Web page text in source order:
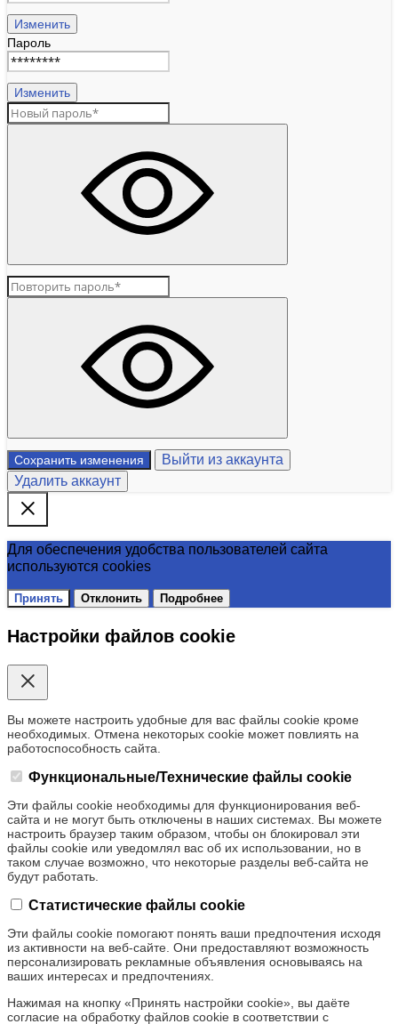
Изменить
Пароль
Изменить
Сохранить изменения
Выйти из аккаунта
Удалить аккаунт
Для обеспечения удобства пользователей сайта
используются cookies
Принять Отклонить Подробнее
Настройки файлов cookie
Вы можете настроить удобные для вас файлы cookie кроме
необходимых. Отмена некоторых cookie может повлиять на
работоспособность сайта.
Функциональные/Технические файлы cookie
Эти файлы cookie необходимы для функционирования веб-
сайта и не могут быть отключены в наших системах. Вы можете
настроить браузер таким образом, чтобы он блокировал эти
файлы cookie или уведомлял вас об их использовании, но в
таком случае возможно, что некоторые разделы веб-сайта не
будут работать.
Статистические файлы cookie
Эти файлы cookie помогают понять ваши предпочтения исходя
из активности на веб-сайте. Они предоставляют возможность
персонализировать рекламные объявления основываясь на
ваших интересах и предпочтениях.
Нажимая на кнопку «Принять настройки cookie», вы даёте
согласие на обработку файлов cookie в соответствии с